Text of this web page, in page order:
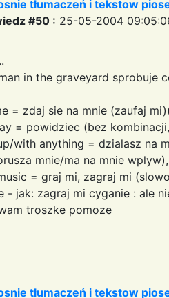
tłumaczeń i tekstow
#50 : 25-05-2004
in the graveyard sprobuje
= zdaj sie na mnie (zaufaj
= powidziec (bez
with anything = dzialasz na
mnie/ma na mnie wplyw),
= graj mi, zagraj mi
- jak: zagraj mi cyganie : ale
troszke pomoze
tłumaczeń i tekstow